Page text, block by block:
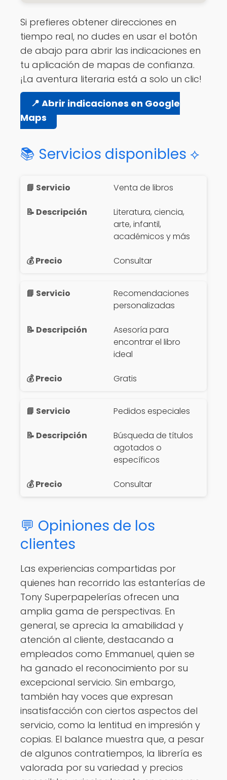
Si prefieres obtener direcciones en
tiempo real, no dudes en usar el botón
de abajo para abrir las indicaciones en
tu aplicación de mapas de confianza.
¡La aventura literaria está a solo un clic!
📍 Abrir indicaciones en Google
Maps
📚 Servicios disponibles ⟡
Venta de libros
Literatura, ciencia,
arte, infantil,
académicos y más
Consultar
Recomendaciones
personalizadas
Asesoría para
encontrar el libro
ideal
Gratis
Pedidos especiales
Búsqueda de títulos
agotados o
específicos
Consultar
💬 Opiniones de los
clientes
Las experiencias compartidas por
quienes han recorrido las estanterías de
Tony Superpapelerías ofrecen una
amplia gama de perspectivas. En
general, se aprecia la amabilidad y
atención al cliente, destacando a
empleados como Emmanuel, quien se
ha ganado el reconocimiento por su
excepcional servicio. Sin embargo,
también hay voces que expresan
insatisfacción con ciertos aspectos del
servicio, como la lentitud en impresión y
copias. El balance muestra que, a pesar
de algunos contratiempos, la librería es
valorada por su variedad y precios